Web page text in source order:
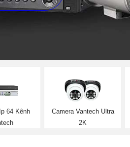
64 Kênh
Camera Vantech Ultra
2K